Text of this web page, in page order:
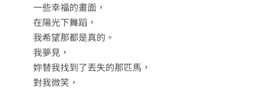
一些幸福的畫面，
在陽光下舞蹈，
我希望那都是真的。
我夢見，
妳替我找到了丟失的那匹馬，
對我微笑，